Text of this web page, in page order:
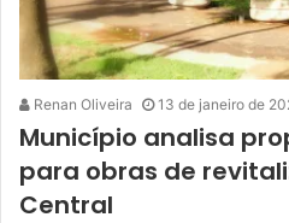
Renan Oliveira 13 de janeiro de
Município analisa
para obras de
Central